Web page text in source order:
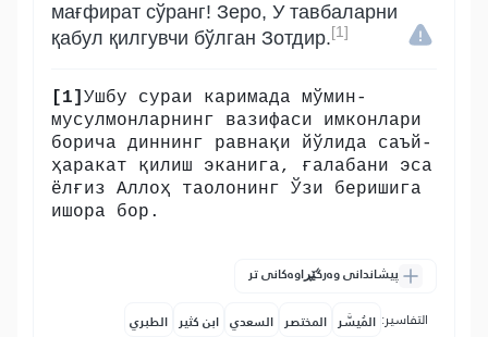
мағфират сўранг! Зеро, У тавбаларни
қабул қилгувчи бўлган Зотдир. [1]
[1] Ушбу сураи каримада мўмин-
мусулмонларнинг вазифаси имконлари
борича диннинг равнақи йўлида саъй-
ҳаракат қилиш эканига, ғалабани эса
ёлғиз Аллоҳ таолонинг Ўзи беришига
ишора бор.
پیشاندانی وەرگێڕاوەکانی تر
التفاسير: المُيسَّر المختصر السعدي ابن كثير الطبري